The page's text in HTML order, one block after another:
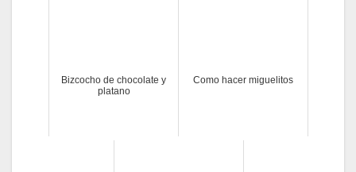
Bizcocho de chocolate y
platano
Como hacer miguelitos